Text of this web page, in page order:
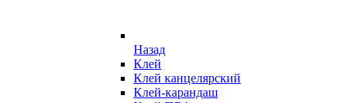
Назад
Клей
Клей канцелярский
Клей-карандаш